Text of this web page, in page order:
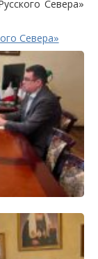
Севера»
Севера»